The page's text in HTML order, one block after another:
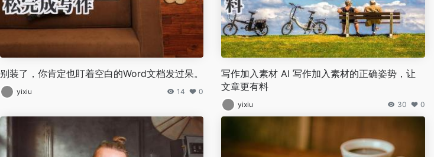
别装了，你肯定也盯着空白的Word文档发过呆。
yixiu 14 0
写作加入素材 AI 写作加入素材的正确姿势，让
文章更有料
yixiu 30 0